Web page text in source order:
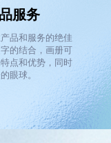
服务
品和服务的绝佳
的结合，画册可
点和优势，同时
眼球。